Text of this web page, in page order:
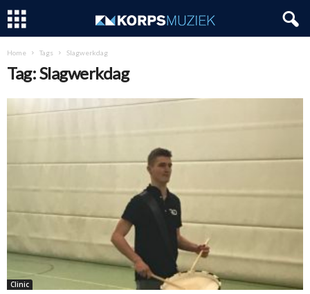
Home Tags Slagwerkdag
Tag: Slagwerkdag
Clinic